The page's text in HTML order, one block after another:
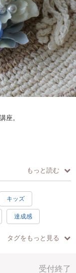
座。
もっと読む
キッズ
達成感
冬
タグをもっと見る
受付終了